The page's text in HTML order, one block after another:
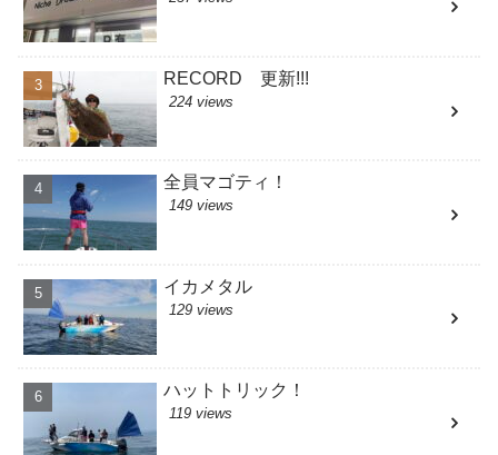
RECORD 更新!!!
224 views
全員マゴティ！
149 views
イカメタル
129 views
ハットトリック！
119 views